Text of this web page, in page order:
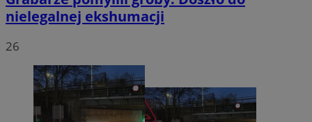
nielegalnej ekshumacji
26